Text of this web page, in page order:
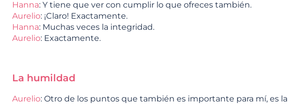
Hanna: Y tiene que ver con cumplir lo que ofreces también.
Aurelio: ¡Claro! Exactamente.
Hanna: Muchas veces la integridad.
Aurelio: Exactamente.
La humildad
Aurelio: Otro de los puntos que también es importante para mí, es